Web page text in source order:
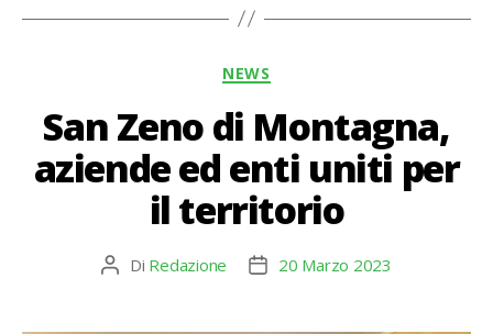
Categorie
NEWS
San Zeno di Montagna,
aziende ed enti uniti per
il territorio
Autore
Di Redazione
Data20 Marzo 2023